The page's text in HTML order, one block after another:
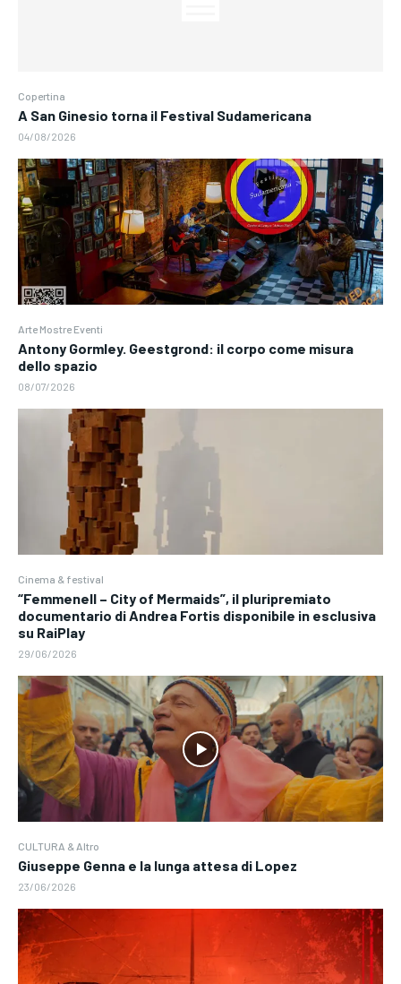
Copertina
A San Ginesio torna il Festival Sudamericana
04/08/2026
Arte Mostre Eventi
Antony Gormley. Geestgrond: il corpo come misura
dello spazio
08/07/2026
Cinema & festival
“Femmenell – City of Mermaids”, il pluripremiato
documentario di Andrea Fortis disponibile in esclusiva
su RaiPlay
29/06/2026
CULTURA & Altro
Giuseppe Genna e la lunga attesa di Lopez
23/06/2026